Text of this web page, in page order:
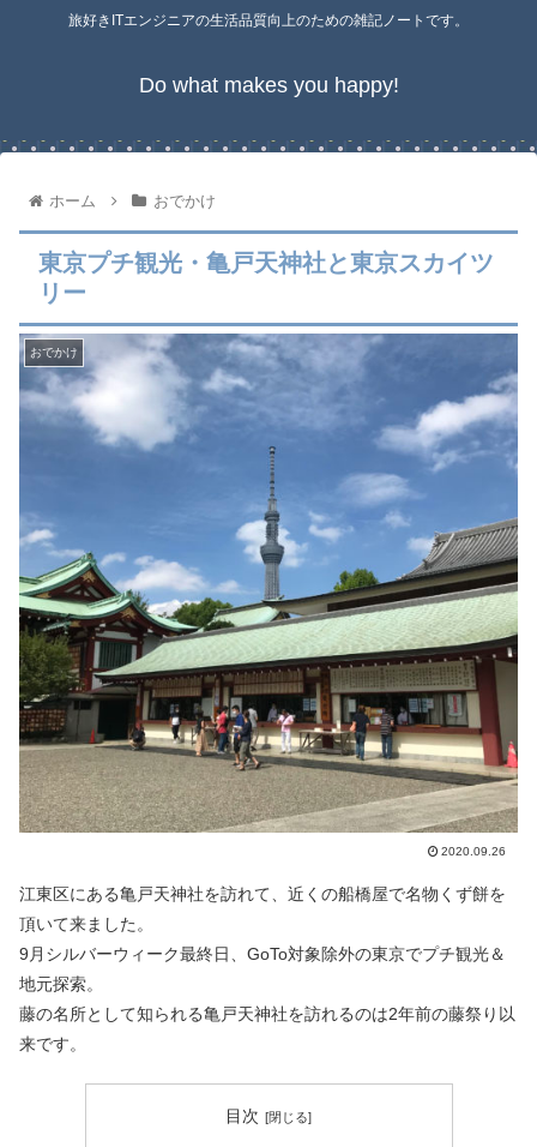
旅好きITエンジニアの生活品質向上のための雑記ノートです。
Do what makes you happy!
ホーム おでかけ
東京プチ観光・亀戸天神社と東京スカイツ
リー
おでかけ
2020.09.26
江東区にある亀戸天神社を訪れて、近くの船橋屋で名物くず餅を
頂いて来ました。
9月シルバーウィーク最終日、GoTo対象除外の東京でプチ観光＆
地元探索。
藤の名所として知られる亀戸天神社を訪れるのは2年前の藤祭り以
来です。
目次